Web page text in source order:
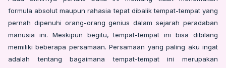
formula absolut maupun rahasia tepat dibalik tempat-tempat yang
pernah dipenuhi orang-orang genius dalam sejarah peradaban
manusia ini. Meskipun begitu, tempat-tempat ini bisa dibilang
memiliki beberapa persamaan. Persamaan yang paling aku ingat
adalah tentang bagaimana tempat-tempat ini merupakan